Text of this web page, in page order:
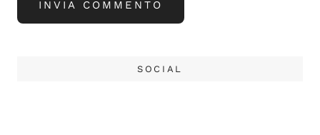
SOCIAL